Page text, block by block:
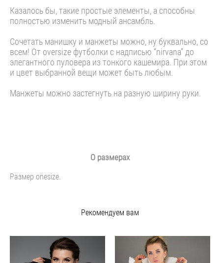
Казалось бы, такие простые элементы, а способны
полностью изменить модный ансамбль.
Сочетать манишку и манжеты можно, ну буквально, со
всем! От oversize футболки с надписью “nirvana” до
элегантного пуловера из тонкого кашемира. При этом
и цвет выбранной вещи может быть любым.
Манжеты можно застегнуть на разную ширину руки.
О размерах
Размер onesize.
Рекомендуем вам